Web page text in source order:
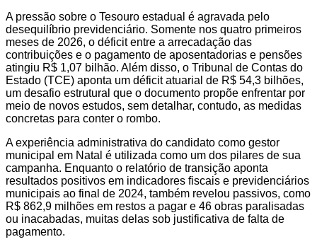
A pressão sobre o Tesouro estadual é agravada pelo
desequilíbrio previdenciário. Somente nos quatro primeiros
meses de 2026, o déficit entre a arrecadação das
contribuições e o pagamento de aposentadorias e pensões
atingiu R$ 1,07 bilhão. Além disso, o Tribunal de Contas do
Estado (TCE) aponta um déficit atuarial de R$ 54,3 bilhões,
um desafio estrutural que o documento propõe enfrentar por
meio de novos estudos, sem detalhar, contudo, as medidas
concretas para conter o rombo.
A experiência administrativa do candidato como gestor
municipal em Natal é utilizada como um dos pilares de sua
campanha. Enquanto o relatório de transição aponta
resultados positivos em indicadores fiscais e previdenciários
municipais ao final de 2024, também revelou passivos, como
R$ 862,9 milhões em restos a pagar e 46 obras paralisadas
ou inacabadas, muitas delas sob justificativa de falta de
pagamento.